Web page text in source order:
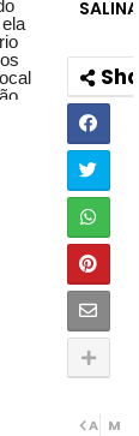
a
SALINAS
M
A